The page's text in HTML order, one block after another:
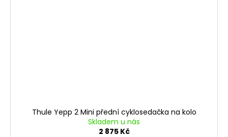
Thule Yepp 2 Mini přední cyklosedačka na kolo
Skladem u nás
2 875 Kč